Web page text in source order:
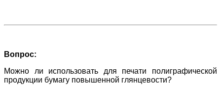
Вопрос:
Можно ли использовать для печати полиграфической
продукции бумагу повышенной глянцевости?